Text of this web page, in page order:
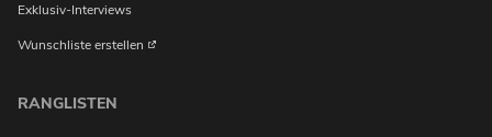
Exklusiv-Interviews
Wunschliste erstellen
RANGLISTEN